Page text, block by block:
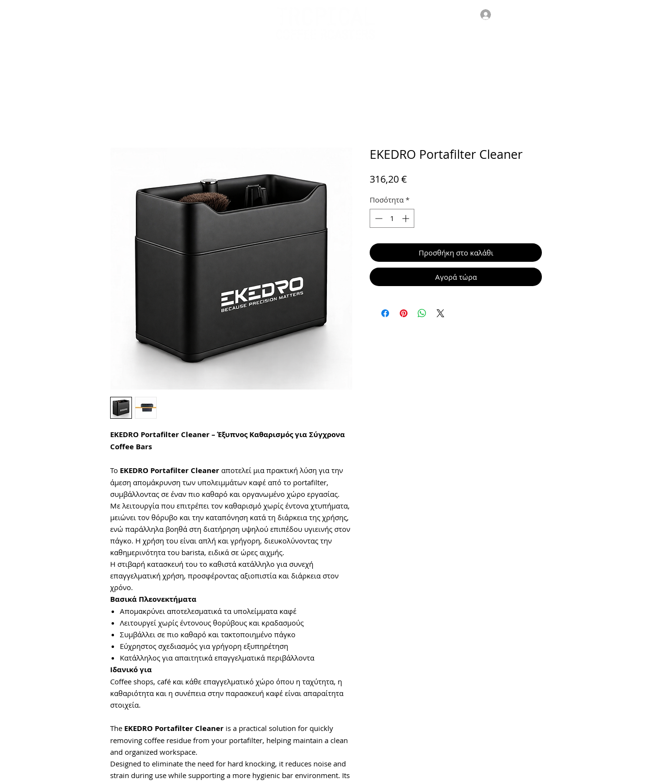
EKEDRO Portafilter Cleaner – Έξυπνος Καθαρισμός για Σύγχρονα
Coffee Bars
To EKEDRO Portafilter Cleaner αποτελεί μια πρακτική λύση για την
άμεση απομάκρυνση των υπολειμμάτων καφέ από το portafilter,
συμβάλλοντας σε έναν πιο καθαρό και οργανωμένο χώρο εργασίας.
Με λειτουργία που επιτρέπει τον καθαρισμό χωρίς έντονα χτυπήματα,
μειώνει τον θόρυβο και την καταπόνηση κατά τη διάρκεια της χρήσης,
ενώ παράλληλα βοηθά στη διατήρηση υψηλού επιπέδου υγιεινής στον
πάγκο. Η χρήση του είναι απλή και γρήγορη, διευκολύνοντας την
καθημερινότητα του barista, ειδικά σε ώρες αιχμής.
Η στιβαρή κατασκευή του το καθιστά κατάλληλο για συνεχή
επαγγελματική χρήση, προσφέροντας αξιοπιστία και διάρκεια στον
χρόνο.
Βασικά Πλεονεκτήματα
Απομακρύνει αποτελεσματικά τα υπολείμματα καφέ
Λειτουργεί χωρίς έντονους θορύβους και κραδασμούς
Συμβάλλει σε πιο καθαρό και τακτοποιημένο πάγκο
Εύχρηστος σχεδιασμός για γρήγορη εξυπηρέτηση
Κατάλληλος για απαιτητικά επαγγελματικά περιβάλλοντα
Ιδανικό για
Coffee shops, café και κάθε επαγγελματικό χώρο όπου η ταχύτητα, η
καθαριότητα και η συνέπεια στην παρασκευή καφέ είναι απαραίτητα
στοιχεία.
The EKEDRO Portafilter Cleaner is a practical solution for quickly
removing coffee residue from your portafilter, helping maintain a clean
and organized workspace.
Designed to eliminate the need for hard knocking, it reduces noise and
strain during use while supporting a more hygienic bar environment. Its
EKEDRO Portafilter Cleaner
316,20 €
Ποσότητα *
Προσθήκη στο καλάθι
Αγορά τώρα